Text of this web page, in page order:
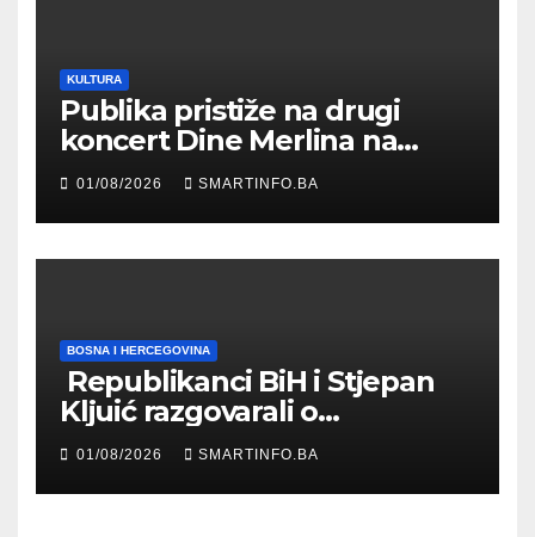
KULTURA
Publika pristiže na drugi
koncert Dine Merlina na
Koševu
01/08/2026 SMARTINFO.BA
BOSNA I HERCEGOVINA
Republikanci BiH i Stjepan
Kljuić razgovarali o
evropskom putu Bosne i
Hercegovine
01/08/2026 SMARTINFO.BA